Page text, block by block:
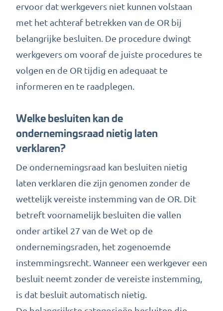
ervoor dat werkgevers niet kunnen volstaan
met het achteraf betrekken van de OR bij
belangrijke besluiten. De procedure dwingt
werkgevers om vooraf de juiste procedures te
volgen en de OR tijdig en adequaat te
informeren en te raadplegen.
Welke besluiten kan de
ondernemingsraad nietig laten
verklaren?
De ondernemingsraad kan besluiten nietig
laten verklaren die zijn genomen zonder de
wettelijk vereiste instemming van de OR. Dit
betreft voornamelijk besluiten die vallen
onder artikel 27 van de Wet op de
ondernemingsraden, het zogenoemde
instemmingsrecht. Wanneer een werkgever een
besluit neemt zonder de vereiste instemming,
is dat besluit automatisch nietig.